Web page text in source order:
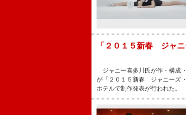
「２０１５新春 ジャ
ジャニー喜多川氏が作・構成
が「２０１５新春 ジャニーズ
ホテルで制作発表が行われた。